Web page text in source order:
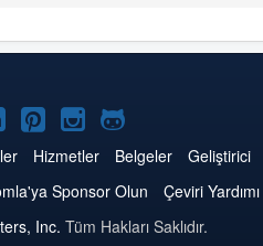
Pinterest'de
Joomla
Instagram'da
Joomla
GitHub'da
Joomla
Hizmetler Belgeler Geliştirici
Sponsor Olun Çeviri Yardımı
Inc. Tüm Hakları Saklıdır.